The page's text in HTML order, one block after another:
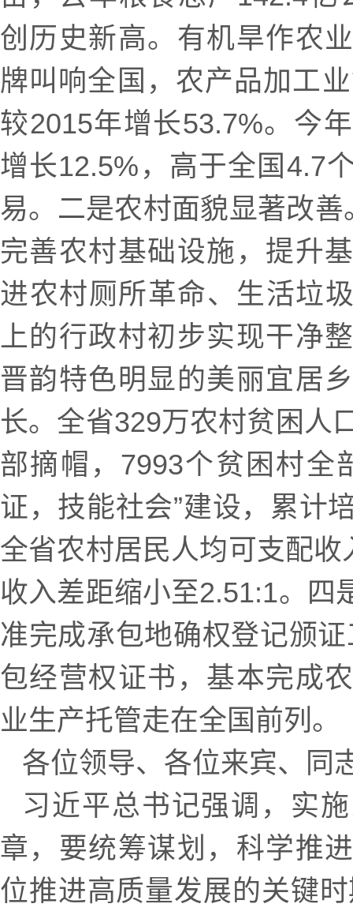
创历史新高。有机旱作农
牌叫响全国，农产品加工
较2015年增长53.7%。今
增长12.5%，高于全国4.7
易。二是农村面貌显著改善
完善农村基础设施，提升
进农村厕所革命、生活垃
上的行政村初步实现干净
晋韵特色明显的美丽宜居
长。全省329万农村贫困人
部摘帽，7993个贫困村全
证，技能社会”建设，累计
全省农村居民人均可支配
收入差距缩小至2.51:1。四
准完成承包地确权登记颁
包经营权证书，基本完成
业生产托管走在全国前列。
各位领导、各位来宾、同
习近平总书记强调，实
章，要统筹谋划，科学推
位推进高质量发展的关键